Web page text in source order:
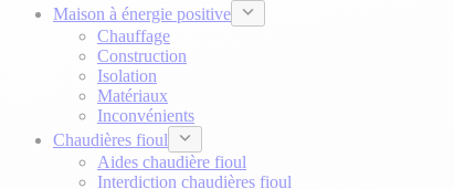
Maison à énergie positive
Chauffage
Construction
Isolation
Matériaux
Inconvénients
Chaudières fioul
Aides chaudière fioul
Interdiction chaudières fioul